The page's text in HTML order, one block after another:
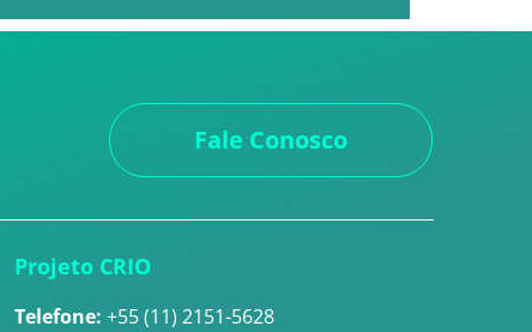
Fale Conosco
Projeto CRIO
Telefone: +55 (11) 2151-5628